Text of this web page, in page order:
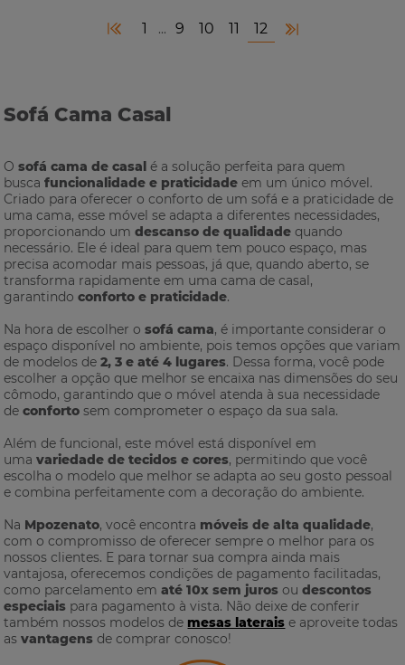
1 ... 9 10 11 12
Sofá Cama Casal
Osofá cama de casal é a solução perfeita para quem
buscafuncionalidade e praticidade em um único móvel.
Criado para oferecer o conforto de um sofá e a praticidade de
uma cama, esse móvel se adapta a diferentes necessidades,
proporcionando umdescanso de qualidadequando
necessário. Ele é ideal para quem tem pouco espaço, mas
precisa acomodar mais pessoas, já que, quando aberto, se
transforma rapidamente em uma cama de casal,
garantindoconforto e praticidade.
Na hora de escolher o sofá cama, é importante considerar o
espaço disponível no ambiente, pois temos opções que variam
de modelos de2, 3 e até 4 lugares. Dessa forma, você pode
escolher a opção que melhor se encaixa nas dimensões do seu
cômodo, garantindo que o móvel atenda à sua necessidade
de confortosem comprometer o espaço da sua sala.
Além de funcional, este móvel está disponível em
umavariedade de tecidos e cores, permitindo que você
escolha o modelo que melhor se adapta ao seu gosto pessoal
e combina perfeitamente com a decoração do ambiente.
Na Mpozenato, você encontra móveis de alta qualidade,
com o compromisso de oferecer sempre o melhor para os
nossos clientes. E para tornar sua compra ainda mais
vantajosa, oferecemos condições de pagamento facilitadas,
como parcelamento ematé 10x sem juros oudescontos
especiais para pagamento à vista. Não deixe de conferir
também nossos modelos de mesas laterais e aproveite todas
as vantagensde comprar conosco!